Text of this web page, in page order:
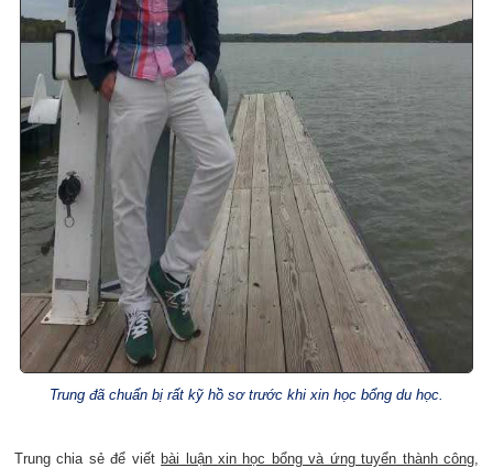
Trung đã chuẩn bị rất kỹ hồ sơ trước khi xin học bổng du học.
Trung chia sẻ để viết bài luận xin học bổng và ứng tuyển thành công,